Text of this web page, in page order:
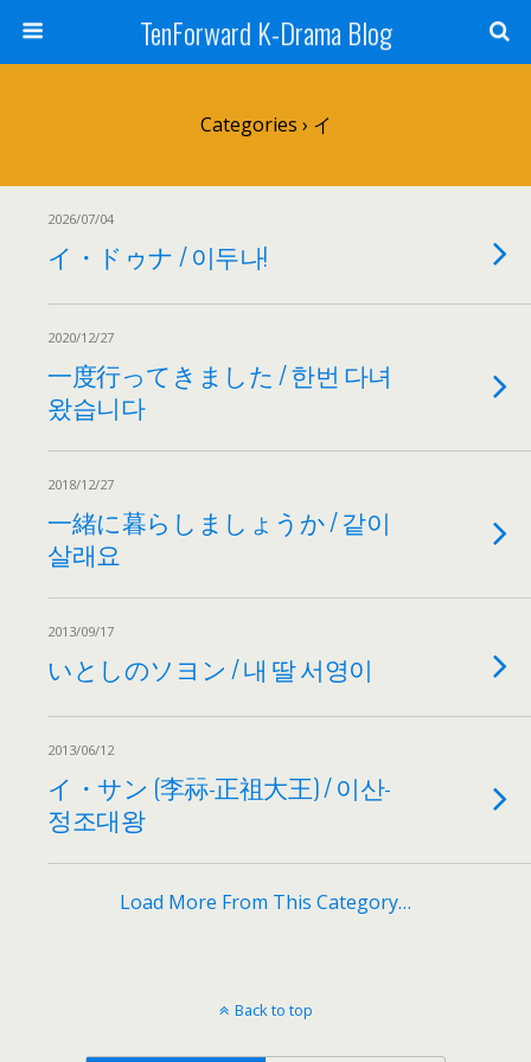
TenForward K-Drama Blog
Categories › イ
2026/07/04
イ・ドゥナ / 이두나!
2020/12/27
一度行ってきました / 한번 다녀
왔습니다
2018/12/27
一緒に暮らしましょうか / 같이
살래요
2013/09/17
いとしのソヨン / 내 딸 서영이
2013/06/12
イ・サン (李祘-正祖大王) / 이산-
정조대왕
Load More From This Category…
Back to top